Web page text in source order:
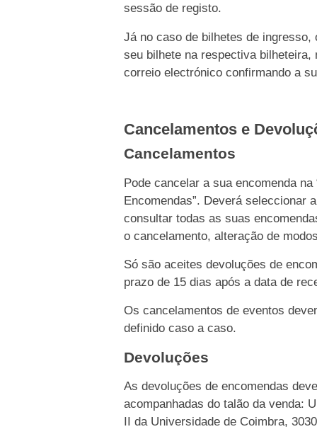
sessão de registo.
Já no caso de bilhetes de
seu bilhete na respectiva bilheteira,
correio electrónico confirmando a
Cancelamentos e
Cancelamentos
Pode cancelar a sua encomenda
Encomendas”. Deverá seleccionar
consultar todas as suas
o cancelamento, alteração de
Só são aceites devoluções de
prazo de 15 dias após a data de
Os cancelamentos de eventos
definido caso a caso.
Devoluções
As devoluções de encomendas
acompanhadas do talão da venda:
II da Universidade de Coimbra,